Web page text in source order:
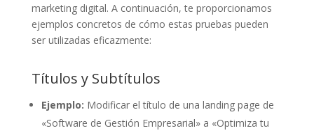
marketing digital. A continuación, te proporcionamos
ejemplos concretos de cómo estas pruebas pueden
ser utilizadas eficazmente:
Títulos y Subtítulos
Ejemplo: Modificar el título de una landing page de
«Software de Gestión Empresarial» a «Optimiza tu